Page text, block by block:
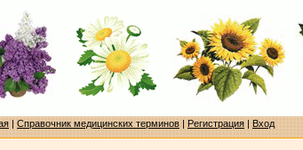
|Справочник медицинских терминов|Регистрация|Вход